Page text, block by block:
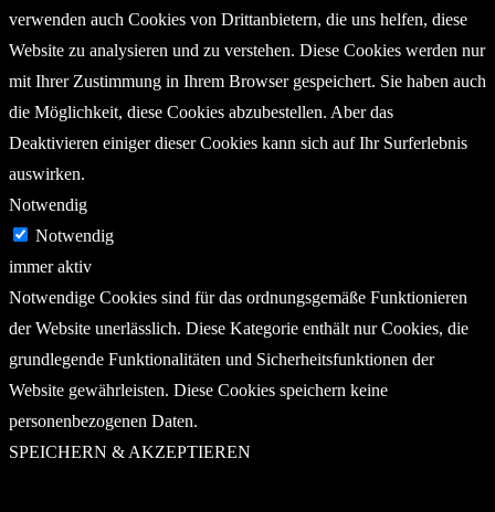
verwenden auch Cookies von Drittanbietern, die uns helfen, diese
Website zu analysieren und zu verstehen. Diese Cookies werden nur
mit Ihrer Zustimmung in Ihrem Browser gespeichert. Sie haben auch
die Möglichkeit, diese Cookies abzubestellen. Aber das
Deaktivieren einiger dieser Cookies kann sich auf Ihr Surferlebnis
auswirken.
Notwendig
Notwendig
immer aktiv
Notwendige Cookies sind für das ordnungsgemäße Funktionieren
der Website unerlässlich. Diese Kategorie enthält nur Cookies, die
grundlegende Funktionalitäten und Sicherheitsfunktionen der
Website gewährleisten. Diese Cookies speichern keine
personenbezogenen Daten.
SPEICHERN & AKZEPTIEREN